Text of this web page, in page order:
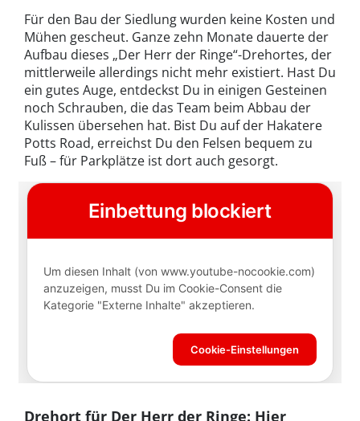
Für den Bau der Siedlung wurden keine Kosten und
Mühen gescheut. Ganze zehn Monate dauerte der
Aufbau dieses „Der Herr der Ringe“-Drehortes, der
mittlerweile allerdings nicht mehr existiert. Hast Du
ein gutes Auge, entdeckst Du in einigen Gesteinen
noch Schrauben, die das Team beim Abbau der
Kulissen übersehen hat. Bist Du auf der Hakatere
Potts Road, erreichst Du den Felsen bequem zu
Fuß – für Parkplätze ist dort auch gesorgt.
Drehort für Der Herr der Ringe: Hier